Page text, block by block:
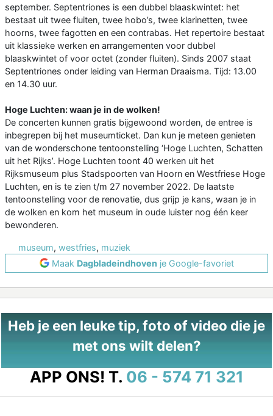
september. Septentriones is een dubbel blaaskwintet: het
bestaat uit twee fluiten, twee hobo’s, twee klarinetten, twee
hoorns, twee fagotten en een contrabas. Het repertoire bestaat
uit klassieke werken en arrangementen voor dubbel
blaaskwintet of voor octet (zonder fluiten). Sinds 2007 staat
Septentriones onder leiding van Herman Draaisma. Tijd: 13.00
en 14.30 uur.
Hoge Luchten: waan je in de wolken!
De concerten kunnen gratis bijgewoond worden, de entree is
inbegrepen bij het museumticket. Dan kun je meteen genieten
van de wonderschone tentoonstelling ‘Hoge Luchten, Schatten
uit het Rijks’. Hoge Luchten toont 40 werken uit het
Rijksmuseum plus Stadspoorten van Hoorn en Westfriese Hoge
Luchten, en is te zien t/m 27 november 2022. De laatste
tentoonstelling voor de renovatie, dus grijp je kans, waan je in
de wolken en kom het museum in oude luister nog één keer
bewonderen.
museum, westfries, muziek
Maak Dagbladeindhoven je Google-favoriet
Heb je een leuke tip, foto of video die je
met ons wilt delen?
APP ONS! T. 06 - 574 71 321